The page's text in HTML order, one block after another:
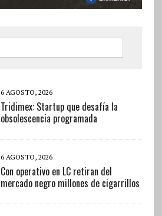
6 AGOSTO, 2026
Tridimex: Startup que desafía la
obsolescencia programada
6 AGOSTO, 2026
Con operativo en LC retiran del
mercado negro millones de cigarrillos